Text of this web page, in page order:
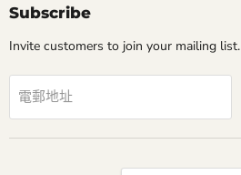
Subscribe
Invite customers to join your mailing list.
電郵地址